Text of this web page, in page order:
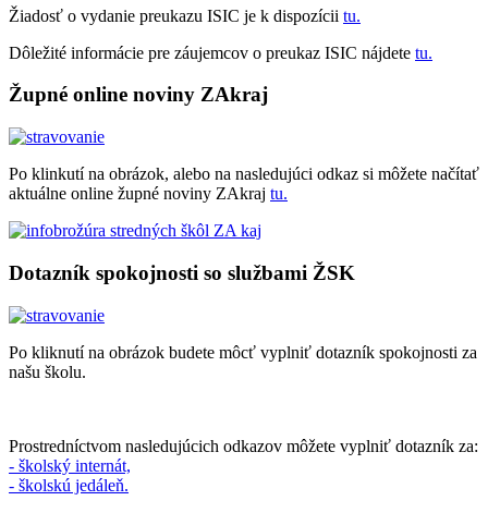
Žiadosť o vydanie preukazu ISIC je k dispozícii tu.
Dôležité informácie pre záujemcov o preukaz ISIC nájdete tu.
Župné online noviny ZAkraj
Po klinkutí na obrázok, alebo na nasledujúci odkaz si môžete načítať
aktuálne online župné noviny ZAkraj tu.
Dotazník spokojnosti so službami ŽSK
Po kliknutí na obrázok budete môcť vyplniť dotazník spokojnosti za
našu školu.
Prostredníctvom nasledujúcich odkazov môžete vyplniť dotazník za:
- školský internát,
- školskú jedáleň.